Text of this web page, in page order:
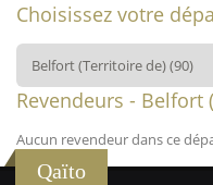
Choisissez votre
Revendeurs - Belfort
Aucun revendeur dans ce
Qaïto